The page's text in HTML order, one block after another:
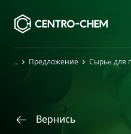
ГлавнаяПредложение Сырьe для
Вернись